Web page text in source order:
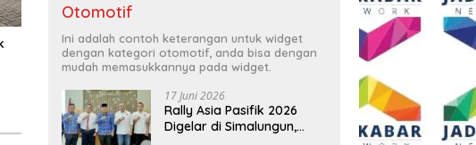
Otomotif
Ini adalah contoh keterangan untuk widget
dengan kategori otomotif, anda bisa dengan
mudah memasukkannya pada widget.
17 Juni 2026
Rally Asia Pasifik 2026
Digelar di Simalungun,